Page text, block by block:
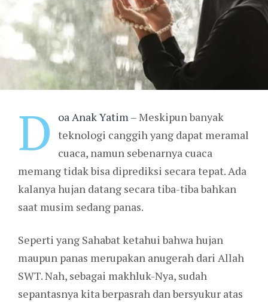
D oa Anak Yatim– Meskipun banyak
teknologi canggih yang dapat meramal
cuaca, namun sebenarnya cuaca
memang tidak bisa diprediksi secara tepat. Ada
kalanya hujan datang secara tiba-tiba bahkan
saat musim sedang panas.
Seperti yang Sahabat ketahui bahwa hujan
maupun panas merupakan anugerah dari Allah
SWT. Nah, sebagai makhluk-Nya, sudah
sepantasnya kita berpasrah dan bersyukur atas